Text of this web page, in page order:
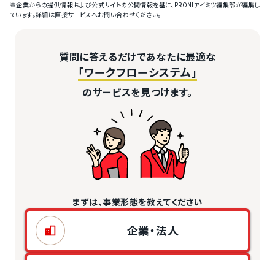
※企業からの提供情報および公式サイトの公開情報を基に、PRONIアイミツ編集部が編集し
ています。詳細は直接サービスへお問い合わせください。
質問に答えるだけであなたに最適な
「ワークフローシステム」
のサービスを見つけます。
まずは、事業形態を教えてください
企業・法人